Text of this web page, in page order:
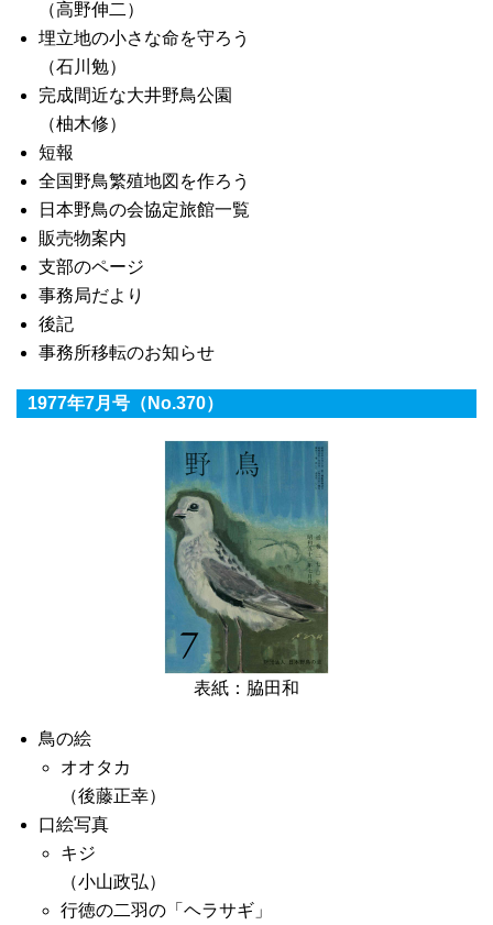
（高野伸二）
埋立地の小さな命を守ろう
（石川勉）
完成間近な大井野鳥公園
（柚木修）
短報
全国野鳥繁殖地図を作ろう
日本野鳥の会協定旅館一覧
販売物案内
支部のページ
事務局だより
後記
事務所移転のお知らせ
1977年7月号（No.370）
表紙：脇田和
鳥の絵
オオタカ
（後藤正幸）
口絵写真
キジ
（小山政弘）
行徳の二羽の「ヘラサギ」